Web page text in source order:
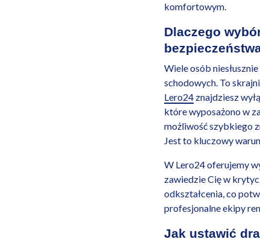
komfortowym.
Dlaczego
Wiele osób
schodowych. To
Lero24znajdziesz
które wyposażono w
możliwość szybkiego
Jest to kluczowy
W Lero24 oferujemy
zawiedzie Cię w
odkształcenia, co
profesjonalne ekipy
Jak ustawić